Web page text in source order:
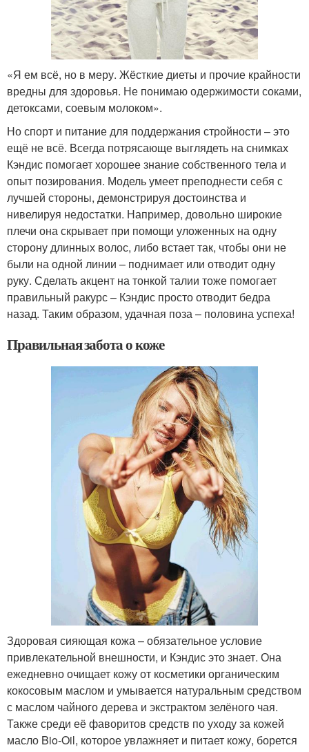
«Я ем всё, но в меру. Жёсткие диеты и прочие крайности
вредны для здоровья. Не понимаю одержимости соками,
детоксами, соевым молоком».
Но спорт и питание для поддержания стройности – это
ещё не всё. Всегда потрясающе выглядеть на снимках
Кэндис помогает хорошее знание собственного тела и
опыт позирования. Модель умеет преподнести себя с
лучшей стороны, демонстрируя достоинства и
нивелируя недостатки. Например, довольно широкие
плечи она скрывает при помощи уложенных на одну
сторону длинных волос, либо встает так, чтобы они не
были на одной линии – поднимает или отводит одну
руку. Сделать акцент на тонкой талии тоже помогает
правильный ракурс – Кэндис просто отводит бедра
назад. Таким образом, удачная поза – половина успеха!
Правильная забота о коже
Здоровая сияющая кожа – обязательное условие
привлекательной внешности, и Кэндис это знает. Она
ежедневно очищает кожу от косметики органическим
кокосовым маслом и умывается натуральным средством
с маслом чайного дерева и экстрактом зелёного чая.
Также среди её фаворитов средств по уходу за кожей
масло Bio-Oil, которое увлажняет и питает кожу, борется